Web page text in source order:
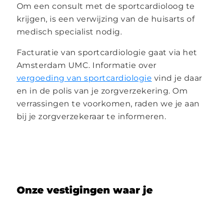
Om een consult met de sportcardioloog te
krijgen, is een verwijzing van de huisarts of
medisch specialist nodig.
Facturatie van sportcardiologie gaat via het
Amsterdam UMC. Informatie over
vergoeding van sportcardiologie vind je daar
en in de polis van je zorgverzekering. Om
verrassingen te voorkomen, raden we je aan
bij je zorgverzekeraar te informeren.
Onze vestigingen waar je